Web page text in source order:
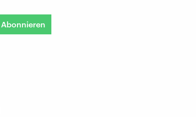
Abonnieren